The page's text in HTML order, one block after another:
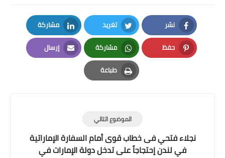
نشر
Facebook
تغريد
Twitter
مشاركة
LinkedIn
حفظ
Pinterest
مشاركة
Whatsapp
إرسال
Email
طباعة
Print
الموضوع التالي
نجلاء فتحي فى خطاب قوى أمام السفارة الإماراتية
في لندن إحتجاجاً على تدخل دولة الإمارات في